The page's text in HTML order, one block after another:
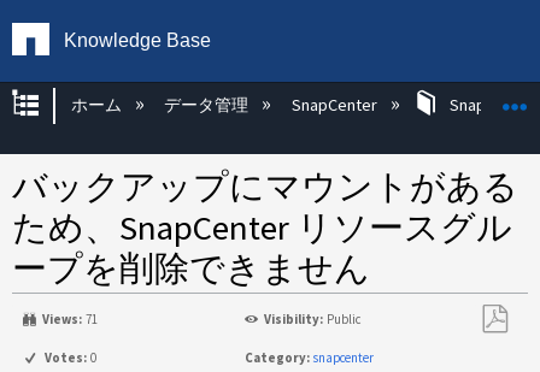
Knowledge Base
グローバル階層を展開/折りたたむ
ホーム データ管理 SnapCenter SnapCenter
バックアップにマウントがある
ため、SnapCenter リソースグル
ープを削除できません
Views: 71 Visibility: Public
Votes: 0 Category: snapcenter